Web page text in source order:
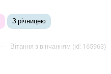
З річницею
Вітання з вінчанням (id: 165963)